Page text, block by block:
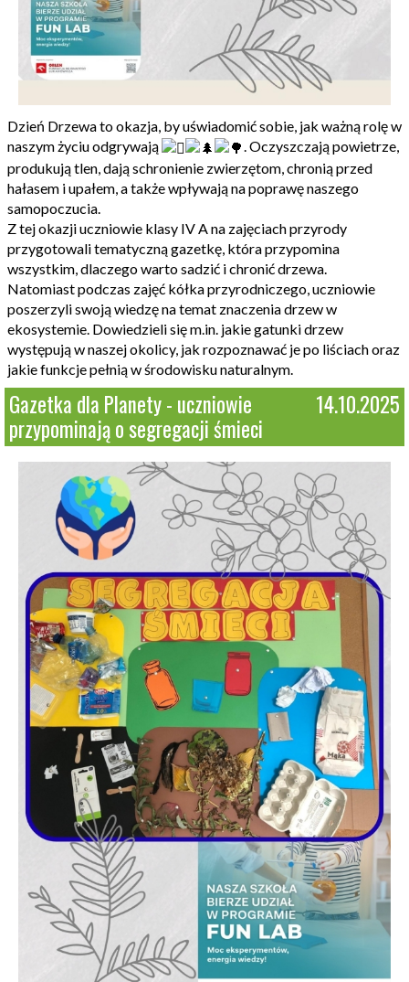
Dzień Drzewa to okazja, by uświadomić sobie, jak ważną rolę w
naszym życiu odgrywają
. Oczyszczają powietrze,
produkują tlen, dają schronienie zwierzętom, chronią przed
hałasem i upałem, a także wpływają na poprawę naszego
samopoczucia.
Z tej okazji uczniowie klasy IV A na zajęciach przyrody
przygotowali tematyczną gazetkę, która przypomina
wszystkim, dlaczego warto sadzić i chronić drzewa.
Natomiast podczas zajęć kółka przyrodniczego, uczniowie
poszerzyli swoją wiedzę na temat znaczenia drzew w
ekosystemie. Dowiedzieli się m.in. jakie gatunki drzew
występują w naszej okolicy, jak rozpoznawać je po liściach oraz
jakie funkcje pełnią w środowisku naturalnym.
Gazetka dla Planety - uczniowie
przypominają o segregacji śmieci
14.10.2025